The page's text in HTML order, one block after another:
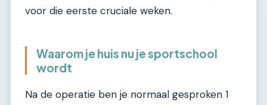
voor die eerste cruciale weken.
Waarom je huis nu je sportschool
wordt
Na de operatie ben je normaal gesproken 1